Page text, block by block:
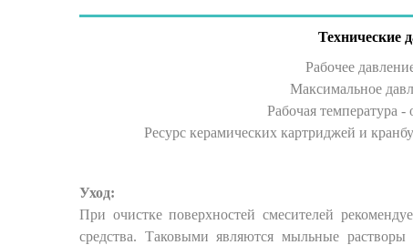
Технические
Рабочее
Максимальное
Рабочая температура -
Ресурс керамических картриджей и
Уход:
При очистке поверхностей смесителей
средства. Таковыми являются мыльные